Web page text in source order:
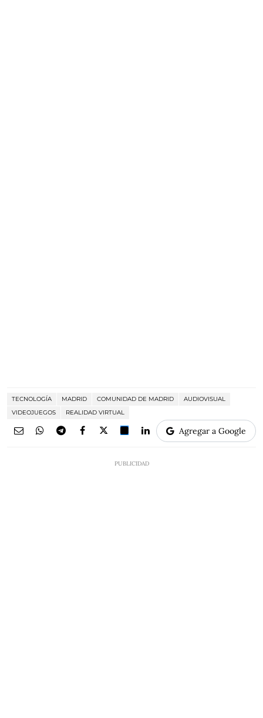
TECNOLOGÍA MADRID COMUNIDAD DE MADRID
AUDIOVISUAL
VIDEOJUEGOS
REALIDAD VIRTUAL
Agregar a Google